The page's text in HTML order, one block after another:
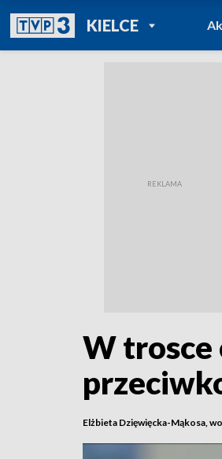
KIELCEPOWRÓT DO
TVP REGIONY
W trosce
Elżbieta Dzięwięcka-Mąkosa,